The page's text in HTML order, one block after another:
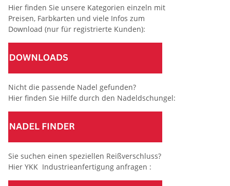
Hier finden Sie unsere Kategorien einzeln mit
Preisen, Farbkarten und viele Infos zum
Download (nur für registrierte Kunden):
Nicht die passende Nadel gefunden?
Hier finden Sie Hilfe durch den Nadeldschungel:
Sie suchen einen speziellen Reißverschluss?
Hier YKK Industrieanfertigung anfragen :